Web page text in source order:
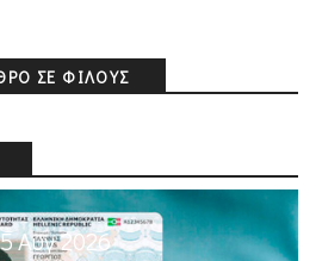
ΣΕ ΦΊΛΟΥΣ
Αυγ 2026